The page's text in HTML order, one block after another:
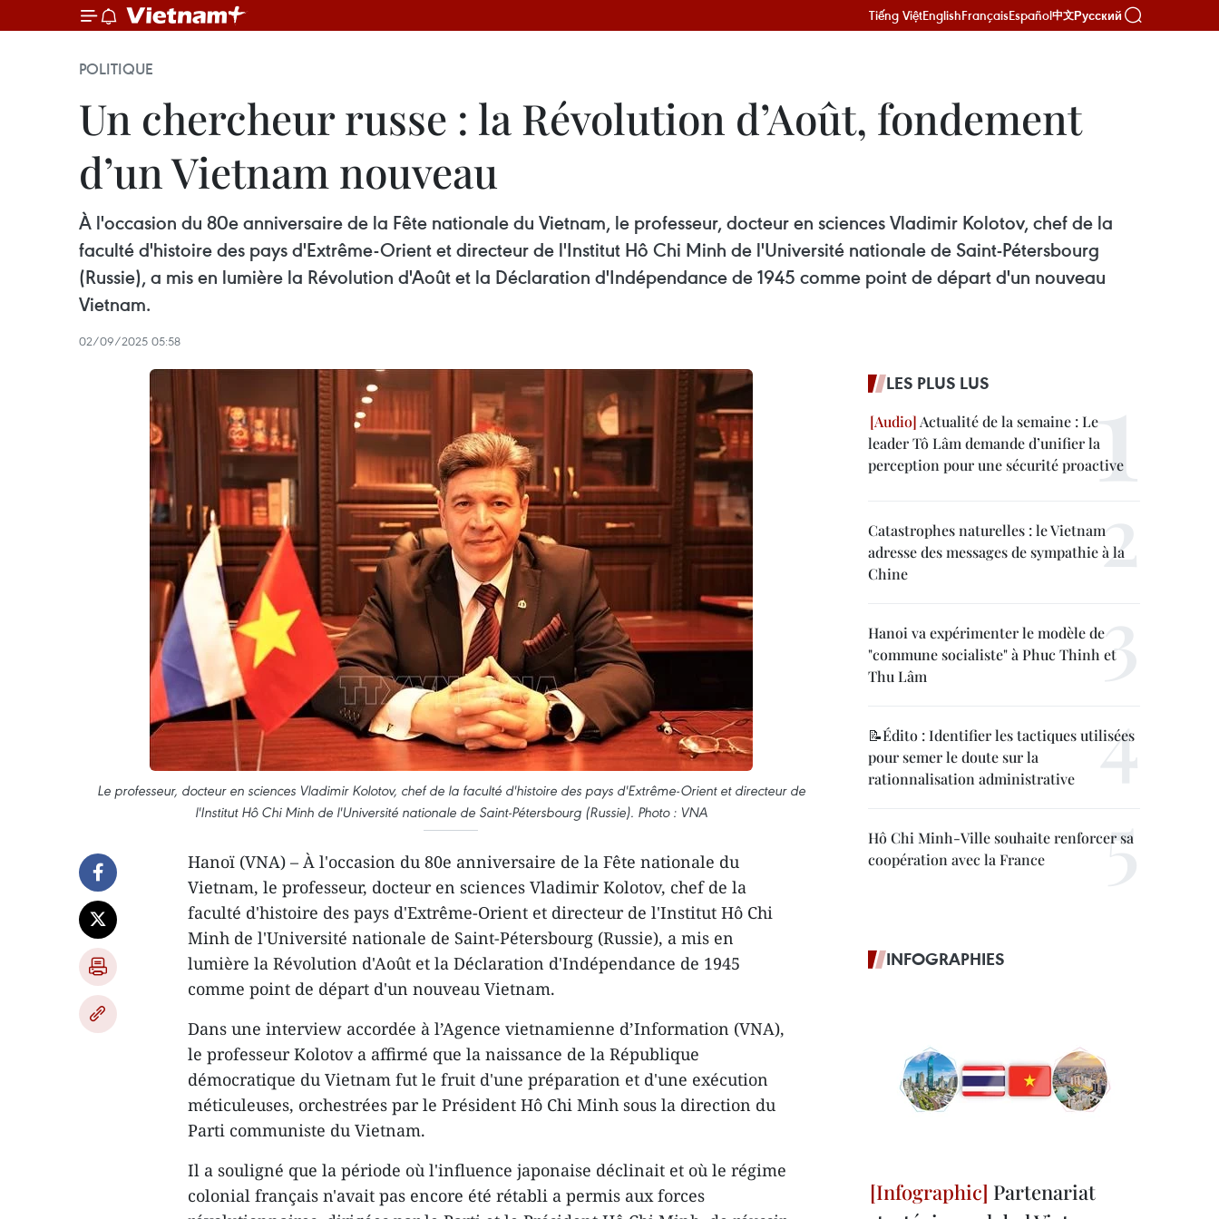
Tiếng ViệtEnglishFrançaisEspañol中文Русский
POLITIQUE
Un chercheur russe : la Révolution d’Août, fondement
d’un Vietnam nouveau
À l'occasion du 80e anniversaire de la Fête nationale du Vietnam, le professeur, docteur en sciences Vladimir Kolotov, chef de la
faculté d'histoire des pays d'Extrême-Orient et directeur de l'Institut Hô Chi Minh de l'Université nationale de Saint-Pétersbourg
(Russie), a mis en lumière la Révolution d'Août et la Déclaration d'Indépendance de 1945 comme point de départ d'un nouveau
Vietnam.
02/09/2025 05:58
Le professeur, docteur en sciences Vladimir Kolotov, chef de la faculté d'histoire des pays d'Extrême-Orient et directeur de
l'Institut Hô Chi Minh de l'Université nationale de Saint-Pétersbourg (Russie). Photo : VNA
Hanoï (VNA) – À l'occasion du 80e anniversaire de la Fête nationale du
Vietnam, le professeur, docteur en sciences Vladimir Kolotov, chef de la
faculté d'histoire des pays d'Extrême-Orient et directeur de l'Institut Hô Chi
Minh de l'Université nationale de Saint-Pétersbourg (Russie), a mis en
lumière la Révolution d'Août et la Déclaration d'Indépendance de 1945
comme point de départ d'un nouveau Vietnam.
Dans une interview accordée à l’Agence vietnamienne d’Information (VNA),
le professeur Kolotov a affirmé que la naissance de la République
démocratique du Vietnam fut le fruit d'une préparation et d'une exécution
méticuleuses, orchestrées par le Président Hô Chi Minh sous la direction du
Parti communiste du Vietnam.
Il a souligné que la période où l'influence japonaise déclinait et où le régime
colonial français n'avait pas encore été rétabli a permis aux forces
LES PLUS LUS
Actualité de la semaine : Le
leader Tô Lâm demande d’unifier la
perception pour une sécurité proactive
Catastrophes naturelles : le Vietnam
adresse des messages de sympathie à la
Chine
Hanoi va expérimenter le modèle de
"commune socialiste" à Phuc Thinh et
Thu Lâm
📝Édito : Identifier les tactiques utilisées
pour semer le doute sur la
rationnalisation administrative
Hô Chi Minh-Ville souhaite renforcer sa
coopération avec la France
INFOGRAPHIES
Partenariat